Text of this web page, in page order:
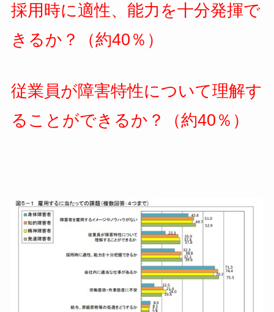
採用時に適性、能力を十分発揮で
きるか？（約40％）
従業員が障害特性について理解す
ることができるか？（約40％）